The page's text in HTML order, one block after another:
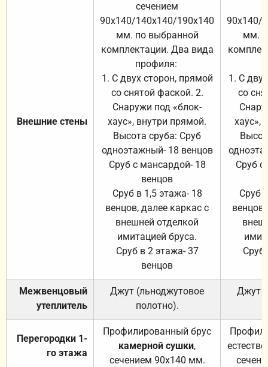
Внешние стены
сечением
90х140/140х140/190х140
мм. по выбранной
комплектации. Два вида
профиля:
1. С двух сторон, прямой
со снятой фаской. 2.
Снаружи под «блок-
хаус», внутри прямой.
Высота сруба: Сруб
одноэтажный- 18 венцов
Сруб с мансардой- 18
венцов
Сруб в 1,5 этажа- 18
венцов, далее каркас с
внешней отделкой
имитацией бруса.
Сруб в 2 этажа- 37
венцов
90х140/
мм.
1. С
со
хаус»,
Сруб с
Сруб
Сруб
Межвенцовый
утеплитель
Джут (льноджутовое
полотно).
Джут
Перегородки 1-
го этажа
Профилированный брус
камерной сушки,
сечением 90х140 мм.